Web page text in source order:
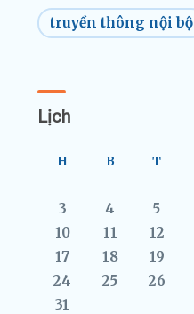
truyền thông nội bộ
Lịch
H B T
3
4 5
10
11 12
17
18 19
24
25 26
31